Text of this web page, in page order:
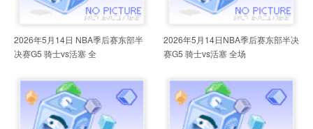
2026年5月14日 NBA季后赛东部半
决赛G5 骑士vs活塞 全
2026年5月14日NBA季后赛东部半决
赛G5 骑士vs活塞 全场